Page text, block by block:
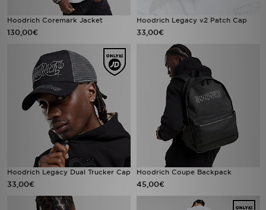
Hoodrich Coremark Jacket
130,00€
Hoodrich Legacy v2 Patch Cap
33,00€
Hoodrich Legacy Dual Trucker Cap
33,00€
Hoodrich Coupe Backpack
45,00€